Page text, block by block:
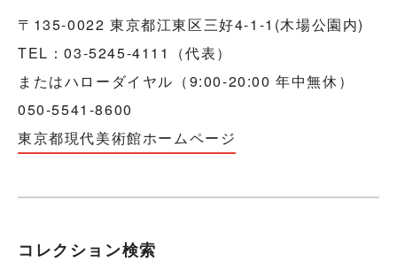
〒135-0022 東京都江東区三好4-1-1(木場公園内)
TEL：03-5245-4111（代表）
またはハローダイヤル（9:00-20:00 年中無休）
050-5541-8600
東京都現代美術館ホームページ
コレクション検索